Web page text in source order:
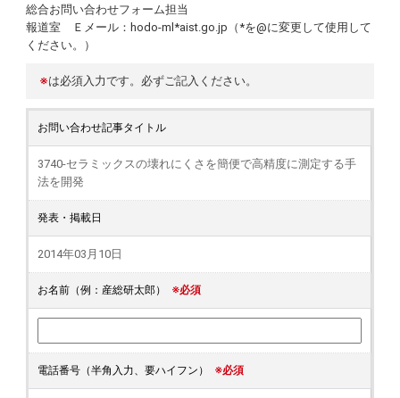
総合お問い合わせフォーム担当
報道室 Ｅメール：hodo-ml*aist.go.jp（*を@に変更して使用して
ください。）
※は必須入力です。必ずご記入ください。
お問い合わせ記事タイトル
3740-セラミックスの壊れにくさを簡便で高精度に測定する手
法を開発
発表・掲載日
2014年03月10日
お名前（例：産総研太郎） ※必須
電話番号（半角入力、要ハイフン） ※必須